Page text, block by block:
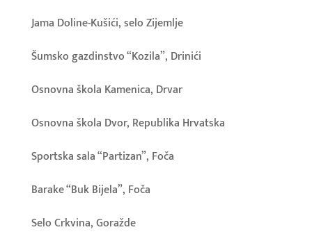
Jama Doline-Kušići, selo Zijemlje
Šumsko gazdinstvo “Kozila”, Drinići
Osnovna škola Kamenica, Drvar
Osnovna škola Dvor, Republika Hrvatska
Sportska sala “Partizan”, Foča
Barake “Buk Bijela”, Foča
Selo Crkvina, Goražde